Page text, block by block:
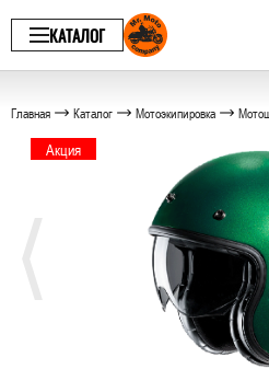
КАТАЛОГ
Главная Каталог Мотоэкипировка
Акция